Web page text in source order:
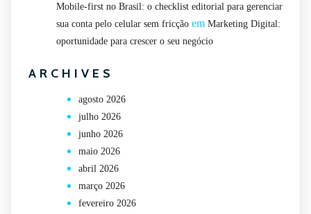
Mobile-first no Brasil: o checklist editorial para gerenciar
sua conta pelo celular sem fricção em Marketing Digital:
oportunidade para crescer o seu negócio
ARCHIVES
agosto 2026
julho 2026
junho 2026
maio 2026
abril 2026
março 2026
fevereiro 2026